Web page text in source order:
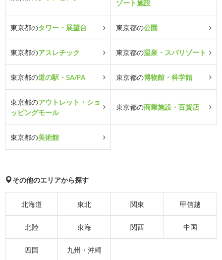
ゾート施設
東京都のタワー・展望台 東京都の公園
東京都のアスレチック 東京都の温泉・スパリゾート
東京都の道の駅・SA/PA 東京都の博物館・科学館
東京都のアウトレット・ショ
ッピングモール
東京都の商業施設・百貨店
東京都の美術館
その他のエリアから探す
北海道 東北 関東 甲信越
北陸 東海 関西 中国
四国 九州・沖縄